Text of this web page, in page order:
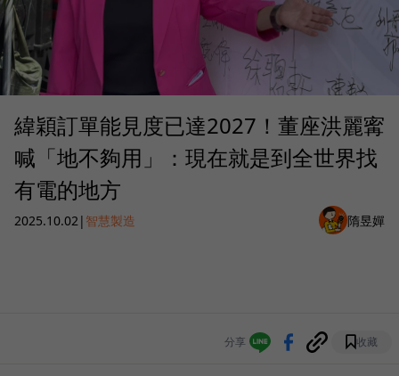
緯穎訂單能見度已達2027！董座洪麗寗
喊「地不夠用」：現在就是到全世界找
有電的地方
2025.10.02 | 智慧製造 隋昱嬋
分享 收藏